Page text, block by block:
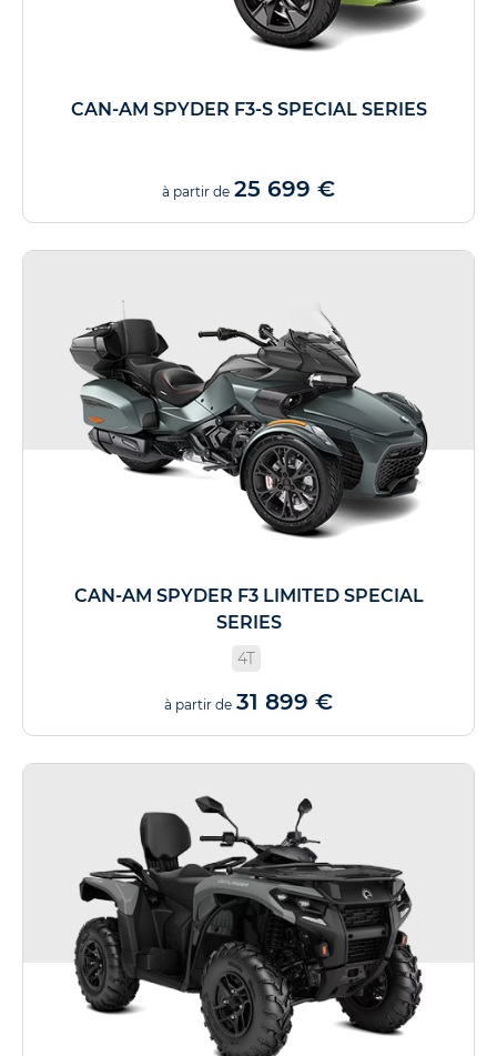
CAN-AM SPYDER F3-S SPECIAL SERIES
à partir de 25 699 €
CAN-AM SPYDER F3 LIMITED SPECIAL
SERIES
4T
à partir de 31 899 €